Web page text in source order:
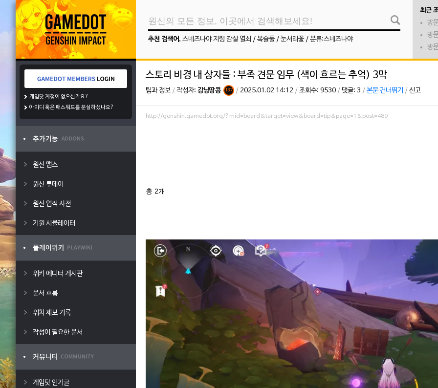
게임닷 계정이 없으신가요?
아이디 혹은 패스워드를 분실하셨나요?
원신 맵스
원신 투데이
원신 업적 사전
기원 시뮬레이터
위키 에디터 게시판
문서 흐름
위치 제보 기록
작성이 필요한 문서
게임닷 인기글
추천 검색어 , 스네즈나야 지령 감실 열쇠 / 복슬풀/ 눈서리꽃/ 분류:스네즈나야
최근
방
방
방
스토리 비경 내 상자들 : 부족 견문 임무 (색이 흐르는 추억) 3막
팁과 정보 / 작성자: 강낭땅콩 137 / 2025.01.02 14:12 / 조회수: 9530 / 댓글: 3 / 본문 건너뛰기 / 신고
http://genshin.gamedot.org/?mid=board&target=view&board=tip&page=1&post=489
총 2개